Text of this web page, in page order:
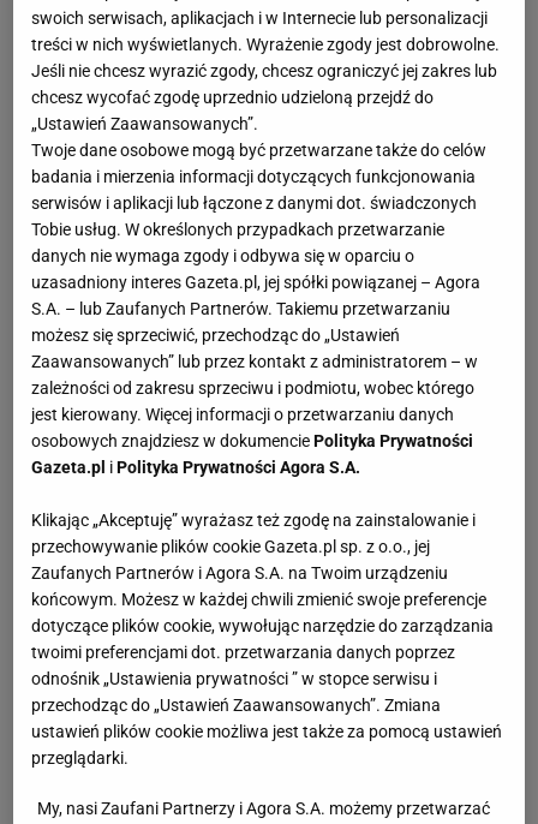
Paella z jesiennymi warzywami
Czas przygotowania do godziny
Poziom trudności łatwy
Można zamrażać?Nie
SKŁADNIKI (6 porcji)
Cebula- 1/2
Oliwa
- 2 łyżki
Papryka czerwona- 1
Papryka żółta- 1
Koper włoski (fenkuł)
- 1/2
Czosnek- 1 ząbek
Liść laurowy- 1
swoich serwisach, aplikacjach i w Internecie lub personalizacji
treści w nich wyświetlanych. Wyrażenie zgody jest dobrowolne.
Jeśli nie chcesz wyrazić zgody, chcesz ograniczyć jej zakres lub
chcesz wycofać zgodę uprzednio udzieloną przejdź do
„Ustawień Zaawansowanych”.
Twoje dane osobowe mogą być przetwarzane także do celów
badania i mierzenia informacji dotyczących funkcjonowania
serwisów i aplikacji lub łączone z danymi dot. świadczonych
Tobie usług. W określonych przypadkach przetwarzanie
danych nie wymaga zgody i odbywa się w oparciu o
uzasadniony interes Gazeta.pl, jej spółki powiązanej – Agora
S.A. – lub Zaufanych Partnerów. Takiemu przetwarzaniu
możesz się sprzeciwić, przechodząc do „Ustawień
Zaawansowanych” lub przez kontakt z administratorem – w
zależności od zakresu sprzeciwu i podmiotu, wobec którego
jest kierowany. Więcej informacji o przetwarzaniu danych
osobowych znajdziesz w dokumenciePolityka Prywatności
Gazeta.pl iPolityka Prywatności Agora S.A.
Klikając „Akceptuję” wyrażasz też zgodę na zainstalowanie i
przechowywanie plików cookie Gazeta.pl sp. z o.o., jej
Zaufanych Partnerów i Agora S.A. na Twoim urządzeniu
końcowym. Możesz w każdej chwili zmienić swoje preferencje
dotyczące plików cookie, wywołując narzędzie do zarządzania
twoimi preferencjami dot. przetwarzania danych poprzez
odnośnik „Ustawienia prywatności ” w stopce serwisu i
przechodząc do „Ustawień Zaawansowanych”. Zmiana
ustawień plików cookie możliwa jest także za pomocą ustawień
przeglądarki.
My, nasi Zaufani Partnerzy i Agora S.A. możemy przetwarzać